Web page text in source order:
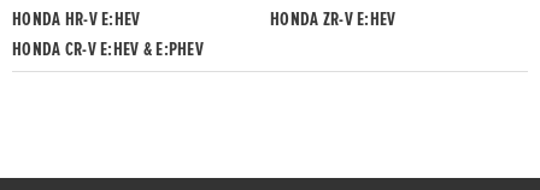
HONDA HR-V E:HEV
HONDA ZR-V E:HEV
HONDA CR-V E:HEV & E:PHEV